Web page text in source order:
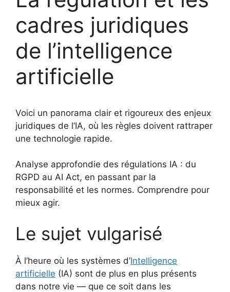
cadres juridiques
de l’intelligence
artificielle
Voici un panorama clair et rigoureux des enjeux
juridiques de l’IA, où les règles doivent rattraper
une technologie rapide.
Analyse approfondie des régulations IA : du
RGPD au AI Act, en passant par la
responsabilité et les normes. Comprendre pour
mieux agir.
Le sujet vulgarisé
À l’heure où les systèmes d’Intelligence
artificielle (IA) sont de plus en plus présents
dans notre vie — que ce soit dans les